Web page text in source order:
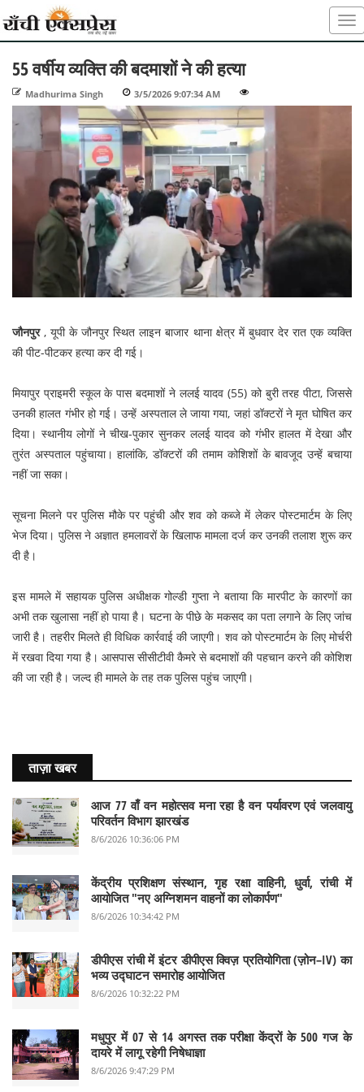
55 वर्षीय व्यक्ति की बदमाशों ने की हत्या
Madhurima Singh 3/5/2026 9:07:34 AM
जौनपुर, यूपी के जौनपुर स्थित लाइन बाजार थाना क्षेत्र में बुधवार देर रात एक व्यक्ति
की पीट-पीटकर हत्या कर दी गई।
मियापुर प्राइमरी स्कूल के पास बदमाशों ने ललई यादव (55) को बुरी तरह पीटा, जिससे
उनकी हालत गंभीर हो गई। उन्हें अस्पताल ले जाया गया, जहां डॉक्टरों ने मृत घोषित कर
दिया। स्थानीय लोगों ने चीख-पुकार सुनकर ललई यादव को गंभीर हालत में देखा और
तुरंत अस्पताल पहुंचाया। हालांकि, डॉक्टरों की तमाम कोशिशों के बावजूद उन्हें बचाया
नहीं जा सका।
सूचना मिलने पर पुलिस मौके पर पहुंची और शव को कब्जे में लेकर पोस्टमार्टम के लिए
भेज दिया। पुलिस ने अज्ञात हमलावरों के खिलाफ मामला दर्ज कर उनकी तलाश शुरू कर
दी है।
इस मामले में सहायक पुलिस अधीक्षक गोल्डी गुप्ता ने बताया कि मारपीट के कारणों का
अभी तक खुलासा नहीं हो पाया है। घटना के पीछे के मकसद का पता लगाने के लिए जांच
जारी है। तहरीर मिलते ही विधिक कार्रवाई की जाएगी। शव को पोस्टमार्टम के लिए मोर्चरी
में रखवा दिया गया है। आसपास सीसीटीवी कैमरे से बदमाशों की पहचान करने की कोशिश
की जा रही है। जल्द ही मामले के तह तक पुलिस पहुंच जाएगी।
ताज़ा खबर
आज 77 वाँ वन महोत्सव मना रहा है वन पर्यावरण एवं जलवायु
परिवर्तन विभाग झारखंड
8/6/2026 10:36:06 PM
केंद्रीय प्रशिक्षण संस्थान, गृह रक्षा वाहिनी, धुर्वा, रांची में
आयोजित "नए अग्निशमन वाहनों का लोकार्पण"
8/6/2026 10:34:42 PM
डीपीएस रांची में इंटर डीपीएस क्विज़ प्रतियोगिता (ज़ोन–IV) का
भव्य उद्घाटन समारोह आयोजित
8/6/2026 10:32:22 PM
मधुपुर में 07 से 14 अगस्त तक परीक्षा केंद्रों के 500 गज के
दायरे में लागू रहेगी निषेधाज्ञा
8/6/2026 9:47:29 PM